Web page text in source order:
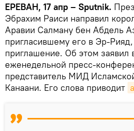
ЕРЕВАН, 17 апр – Sputnik.
Эбрахим Раиси направил
Аравии Салману бен Абдель
пригласившему его в Эр-Рияд,
приглашение․ Об этом заявил
еженедельной пресс-
представитель МИД
Канаани. Его слова приводит